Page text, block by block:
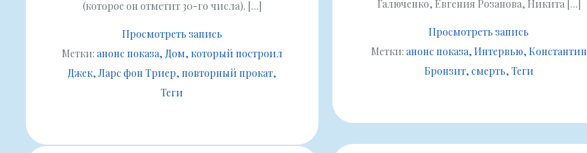
(которое он отметит 30-го числа). […]
Просмотреть запись
Метки: анонс показа Дом, который построил
Джек Ларс фон Триер повторный прокат
Теги
Галюченко, Евгения Розанова, Никита […]
Просмотреть запись
Метки: анонс показа Интервью Константин
Бронзит смерть Теги